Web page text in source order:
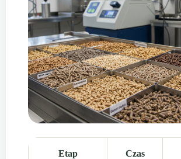
Etap
Czas